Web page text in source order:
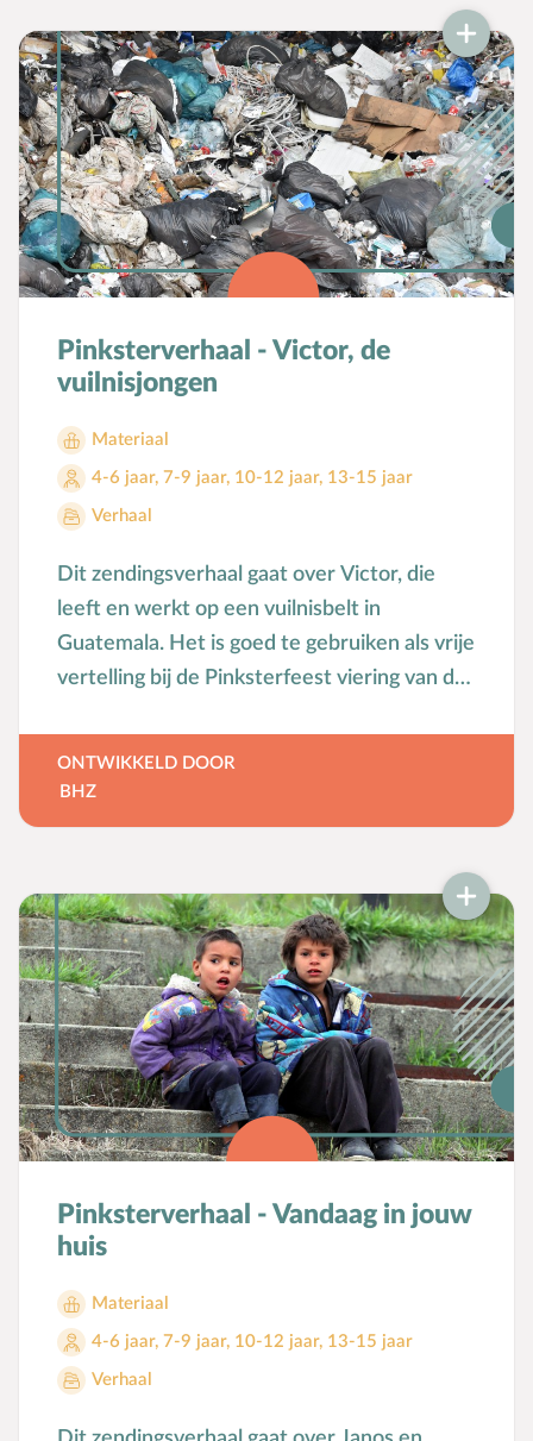
Pinksterverhaal - Victor, de
vuilnisjongen
Materiaal
4-6 jaar, 7-9 jaar, 10-12 jaar, 13-15 jaar
Verhaal
Dit zendingsverhaal gaat over Victor, die
leeft en werkt op een vuilnisbelt in
Guatemala. Het is goed te gebruiken als vrije
vertelling bij de Pinksterfeest viering van de
ONTWIKKELD DOOR
BHZ
Pinksterverhaal - Vandaag in jouw
huis
Materiaal
4-6 jaar, 7-9 jaar, 10-12 jaar, 13-15 jaar
Verhaal